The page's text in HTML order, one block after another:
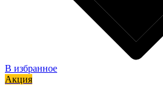
В избранное
Акция